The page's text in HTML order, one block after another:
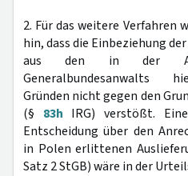
2. Für das weitere Verfahren
hin, dass die Einbeziehung
aus den in der
Generalbundesanwalts
Gründen nicht gegen den
(§ 83h IRG) verstößt.
Entscheidung über den
in Polen erlittenen
Satz 2 StGB) wäre in der